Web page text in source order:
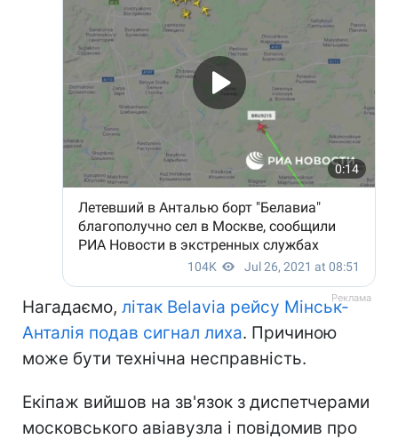
Нагадаємо, літак Belavia рейсу Мінськ-
Анталія подав сигнал лиха. Причиною
може бути технічна несправність.
Екіпаж вийшов на зв'язок з диспетчерами
московського авіавузла і повідомив про